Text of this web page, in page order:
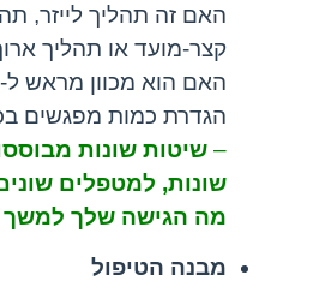
האם זה תהליך לייזר,
קצר-מועד או תהליך
הגדרת כמות מפגשים
–שיטות שונות
שונות, למטפלים
מה הגישה שלך למשך
מבנה הטיפול